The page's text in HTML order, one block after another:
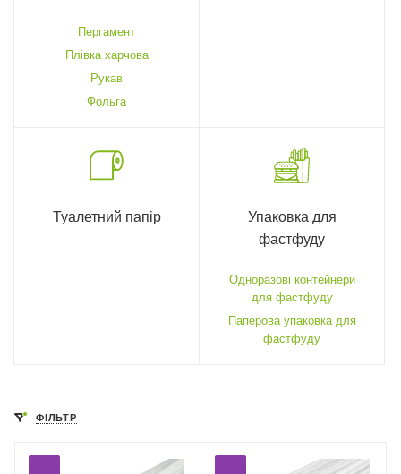
Пергамент
Плівка харчова
Рукав
Фольга
Туалетний папір
Упаковка для
фастфуду
Одноразові контейнери
для фастфуду
Паперова упаковка для
фастфуду
ФІЛЬТР